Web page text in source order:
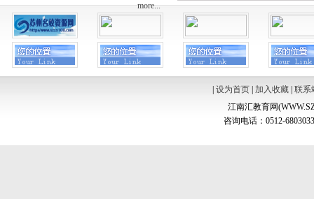
more...
设为首页| 加入收藏| 联系
江南汇教育网
咨询电话：0512-